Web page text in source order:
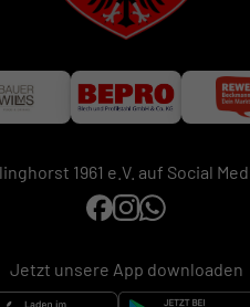
1961 e.V. auf Social
Jetzt unsere App downloaden